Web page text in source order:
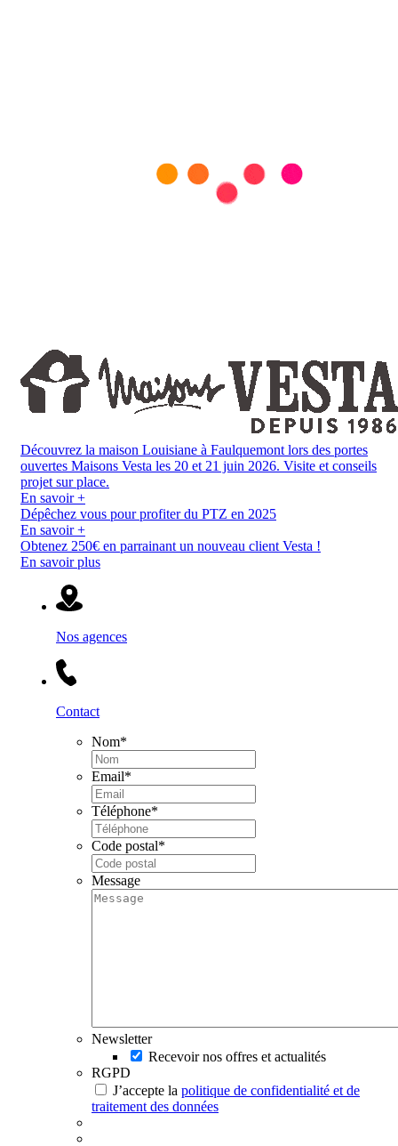
Découvrez la maison Louisiane à Faulquemont lors des portes
ouvertes Maisons Vesta les 20 et 21 juin 2026. Visite et conseils
projet sur place.
En savoir +
Dépêchez vous pour profiter du PTZ en 2025
En savoir +
Obtenez 250€ en parrainant un nouveau client Vesta !
En savoir plus
Nos agences
Contact
Nom*
Email*
Téléphone*
Code postal*
Message
Newsletter
Recevoir nos offres et actualités
RGPD
J’accepte la politique de confidentialité et de
traitement des données